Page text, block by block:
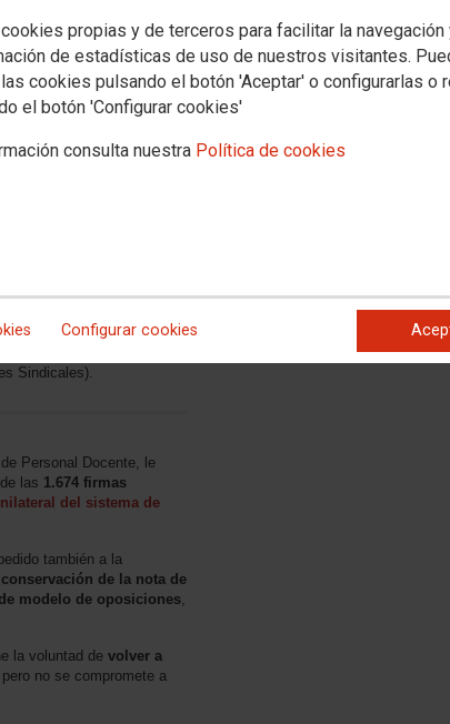
propias y de terceros para facilitar la navegación
de estadísticas de uso de nuestros visitantes.
cookies pulsando el botón 'Aceptar' o configurarlas o
el botón 'Configurar cookies'
consulta nuestra Política de cookies
Configurar cookies
año 2025,
Cuerpos Docentes·
General de
Recursos Humanos) y
Sindicales).
Personal Docente, le
las 1.674 firmas
del sistema de
también a la
conservación de la nota de
modelo de oposiciones,
la voluntad de volver a
pero no se compromete a
Documentación
Borrador Decreto